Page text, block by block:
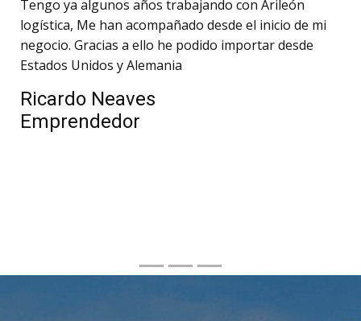
Tengo ya algunos años trabajando con Arileón
logística, Me han acompañado desde el inicio de mi
negocio. Gracias a ello he podido importar desde
Estados Unidos y Alemania
Ricardo Neaves
Emprendedor